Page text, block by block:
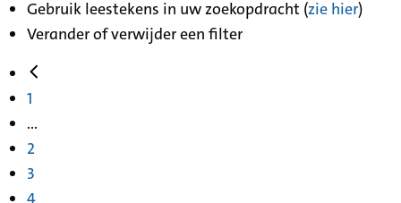
Gebruik leestekens in uw zoekopdracht (zie hier)
Verander of verwijder een filter
1
...
2
3